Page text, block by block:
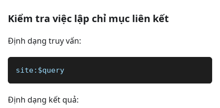
Kiểm tra việc lập chỉ mục liên kết
Định dạng truy vấn:
site:$query
Định dạng kết quả: